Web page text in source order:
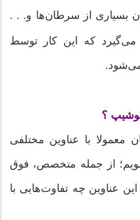
بسیاری از سرطان‌ها و. . .
می‌گیرد که این کار توسط
می‌شود.
؟
معمولا با عناوین مختلفی
از جمله متخصص، فوق
عناوین چه تفاوت‌هایی با